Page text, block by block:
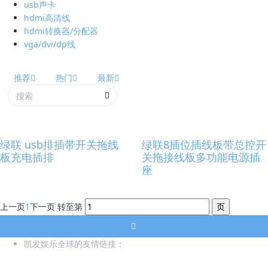
usb声卡
hdmi高清线
hdmi转换器/分配器
vga/dvi/dp线
推荐 热门 最新
绿联 usb排插带开关拖线
板充电插排
绿联8插位插线板带总控开
关拖接线板多功能电源插
座
上一页1下一页 转至第
凯发娱乐全球的友情链接：